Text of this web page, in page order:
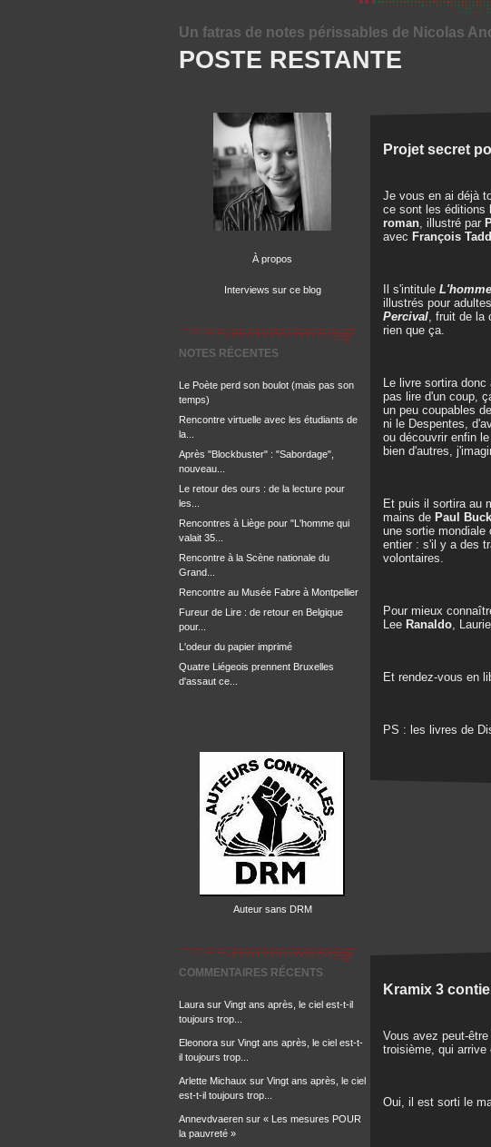
POSTE RESTANTE
Un fatras de notes périssables de Nicolas
À propos
Interviews sur ce blog
NOTES RÉCENTES
Le Poète perd son boulot (mais pas son
temps)
Rencontre virtuelle avec les étudiants de
la...
Après "Blockbuster" : "Sabordage",
nouveau...
Le retour des ours : de la lecture pour
les...
Rencontres à Liège pour "L'homme qui
valait 35...
Rencontre à la Scène nationale du
Grand...
Rencontre au Musée Fabre à Montpellier
Fureur de Lire : de retour en Belgique
pour...
L'odeur du papier imprimé
Quatre Liégeois prennent Bruxelles
d'assaut ce...
Auteur sans DRM
COMMENTAIRES RÉCENTS
Laura sur Vingt ans après, le ciel est-t-il
toujours trop...
Eleonora sur Vingt ans après, le ciel est-t-
il toujours trop...
Arlette Michaux sur Vingt ans après, le ciel
est-t-il toujours trop...
Annevdvaeren sur « Les mesures POUR
la pauvreté »
Projet secret
Je vous en ai déjà
ce sont les éditions
roman, illustré par
avec François
Il s'intitule
illustrés pour
Percival, fruit de la
rien que ça.
Le livre sortira
pas lire d'un coup,
un peu coupables
ni le Despentes,
ou découvrir enfin
bien d'autres,
Et puis il sortira au
mains de Paul Buck
une sortie
entier : s'il y a des
volontaires.
Pour mieux
Lee Ranaldo, Laurie
Et rendez-vous en
PS : les livres de
Kramix 3
Vous avez peut-
troisième, qui
Oui, il est sorti le